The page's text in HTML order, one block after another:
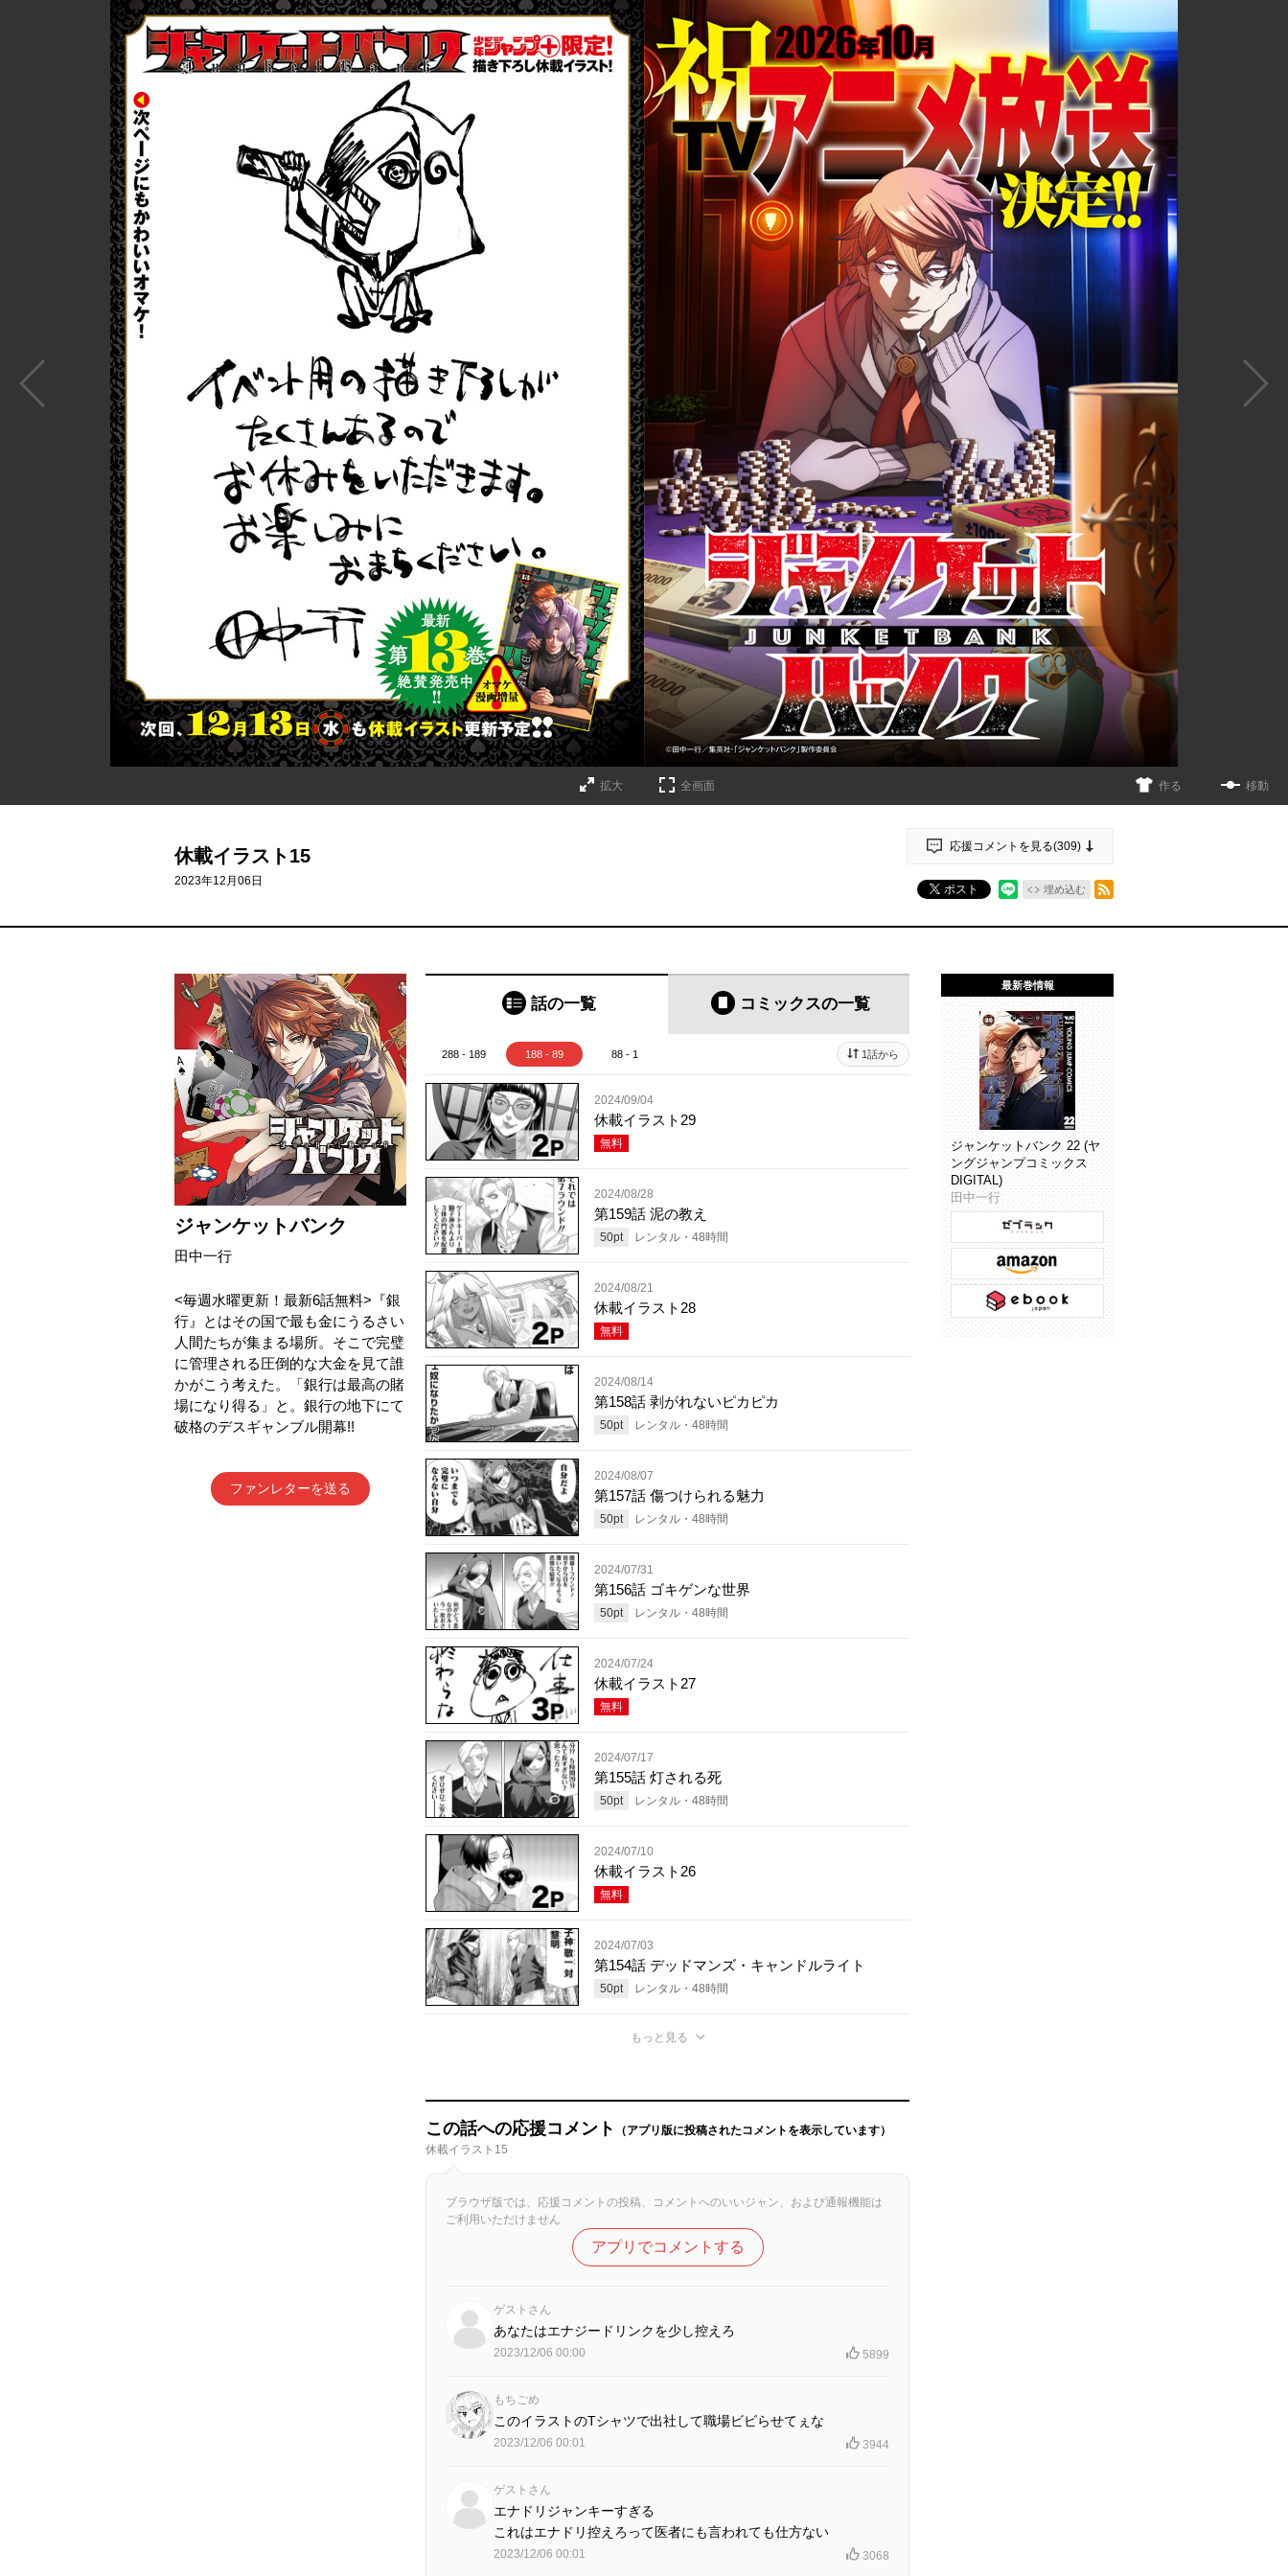
詳細ページへのリンク
拡大 全画面 作る 移動
休載イラスト15
2023年12月06日
応援コメントを見る(309)
ポスト 埋め込む
ジャンケットバンク
田中一行
<毎週水曜更新！最新6話無料>『銀
行』とはその国で最も金にうるさい
人間たちが集まる場所。そこで完璧
に管理される圧倒的な大金を見て誰
かがこう考えた。「銀行は最高の賭
場になり得る」と。銀行の地下にて
破格のデスギャンブル開幕!!
ファンレターを送る
話の一覧 コミックスの一覧
288 - 189 188 - 89 88 - 1 1話から
2024/09/04
休載イラスト29
無料
2024/08/28
第159話 泥の教え
50pt レンタル・ 48時間
2024/08/21
休載イラスト28
無料
2024/08/14
第158話 剥がれないピカピカ
50pt レンタル・ 48時間
2024/08/07
第157話 傷つけられる魅力
50pt レンタル・ 48時間
2024/07/31
第156話 ゴキゲンな世界
50pt レンタル・ 48時間
2024/07/24
休載イラスト27
無料
2024/07/17
第155話 灯される死
50pt レンタル・ 48時間
2024/07/10
休載イラスト26
無料
2024/07/03
第154話 デッドマンズ・キャンドルライト
50pt レンタル・ 48時間
もっと見る
この話への応援コメント
（アプリ版に投稿されたコメントを表示しています）
休載イラスト15
ブラウザ版では、応援コメントの投稿、コメントへのいいジャン、および通報機能は
ご利用いただけません
アプリでコメントする
ゲストさん
あなたはエナジードリンクを少し控えろ
2023/12/06 00:00 5899
もちごめ
このイラストのTシャツで出社して職場ビビらせてぇな
2023/12/06 00:01 3944
ゲストさん
エナドリジャンキーすぎる
これはエナドリ控えろって医者にも言われても仕方ない
2023/12/06 00:01 3068
最新巻情報
ジャンケットバンク 22 (ヤ
ングジャンプコミックス
DIGITAL)
田中一行